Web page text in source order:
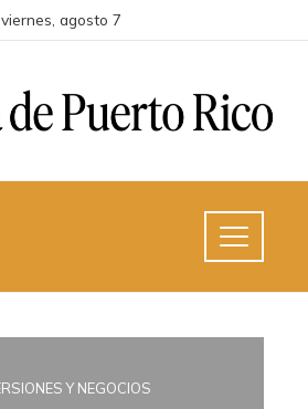
viernes, agosto 7
Y NEGOCIOS